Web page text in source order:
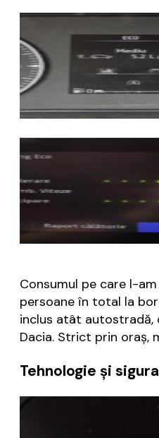
Consumul pe care l-
persoane în total la
inclus atât autostradă,
Dacia. Strict prin oraș,
Tehnologie și